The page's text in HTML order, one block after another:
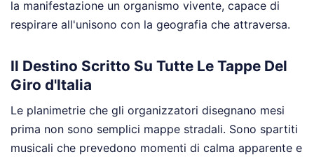
la manifestazione un organismo vivente, capace di
respirare all'unisono con la geografia che attraversa.
Il Destino Scritto Su Tutte Le Tappe Del
Giro d'Italia
Le planimetrie che gli organizzatori disegnano mesi
prima non sono semplici mappe stradali. Sono spartiti
musicali che prevedono momenti di calma apparente e